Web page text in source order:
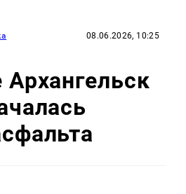
08.06.2026, 10:25
Архангельск